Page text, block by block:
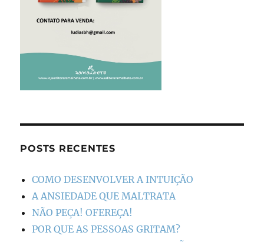
POSTS RECENTES
COMO DESENVOLVER A INTUIÇÃO
A ANSIEDADE QUE MALTRATA
NÃO PEÇA! OFEREÇA!
POR QUE AS PESSOAS GRITAM?